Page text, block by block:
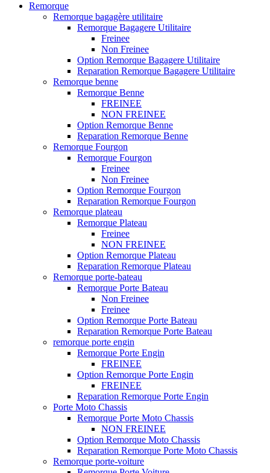
Remorque
Remorque bagagère utilitaire
Remorque Bagagere Utilitaire
Freinee
Non Freinee
Option Remorque Bagagere Utilitaire
Reparation Remorque Bagagere Utilitaire
Remorque benne
Remorque Benne
FREINEE
NON FREINEE
Option Remorque Benne
Reparation Remorque Benne
Remorque Fourgon
Remorque Fourgon
Freinee
Non Freinee
Option Remorque Fourgon
Reparation Remorque Fourgon
Remorque plateau
Remorque Plateau
Freinee
NON FREINEE
Option Remorque Plateau
Reparation Remorque Plateau
Remorque porte-bateau
Remorque Porte Bateau
Non Freinee
Freinee
Option Remorque Porte Bateau
Reparation Remorque Porte Bateau
remorque porte engin
Remorque Porte Engin
FREINEE
Option Remorque Porte Engin
FREINEE
Reparation Remorque Porte Engin
Porte Moto Chassis
Remorque Porte Moto Chassis
NON FREINEE
Option Remorque Moto Chassis
Reparation Remorque Porte Moto Chassis
Remorque porte-voiture